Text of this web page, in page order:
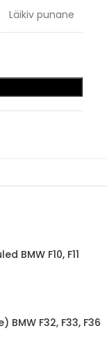
Läikiv punane
BMW F10, F11
F32, F33, F36